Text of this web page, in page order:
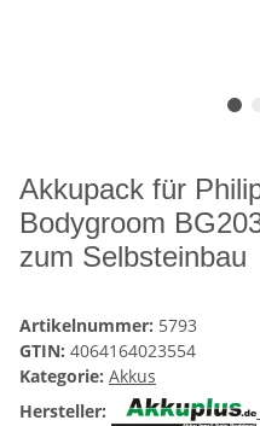
Akkupack für
Bodygroom
zum Selbsteinbau
Artikelnummer: 5793
GTIN: 4064164023554
Kategorie: Akkus
Hersteller: